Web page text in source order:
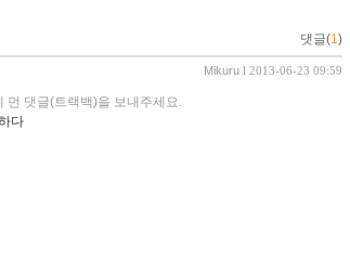
댓글(1)
Mikuru l 2013-06-23 09:59
먼 댓글(트랙백)을 보내주세요.
다